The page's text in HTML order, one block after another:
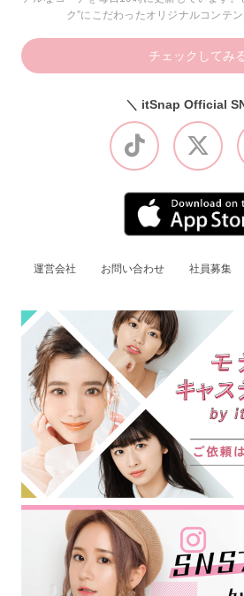
ク”にこだわったオリジナルコンテ
チェックしてみ
＼ itSnap Official
運営会社 お問い合わせ 社員募集